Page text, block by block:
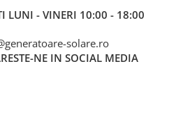
LUNI - VINERI 10:00 - 18:00
solare.ro
NE IN SOCIAL MEDIA